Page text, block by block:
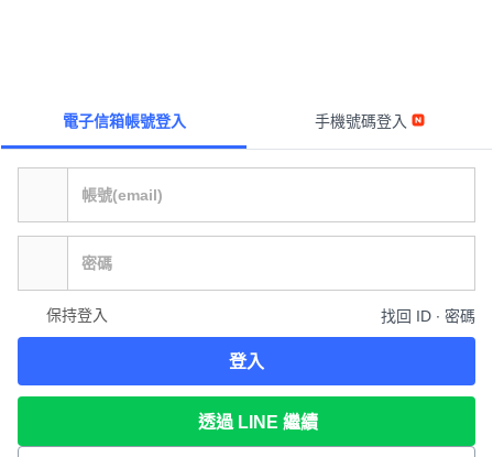
電子信箱帳號登入 手機號碼登入
保持登入 找回 ID ∙ 密碼
登入
透過 LINE 繼續